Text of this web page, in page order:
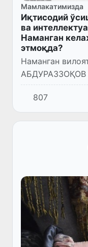
Мамлакатимизда
Иқтисодий
ва
Наманган
этмоқда?
Наманган
АБДУРАЗЗОҚОВ
“Правда
муҳаррири
807